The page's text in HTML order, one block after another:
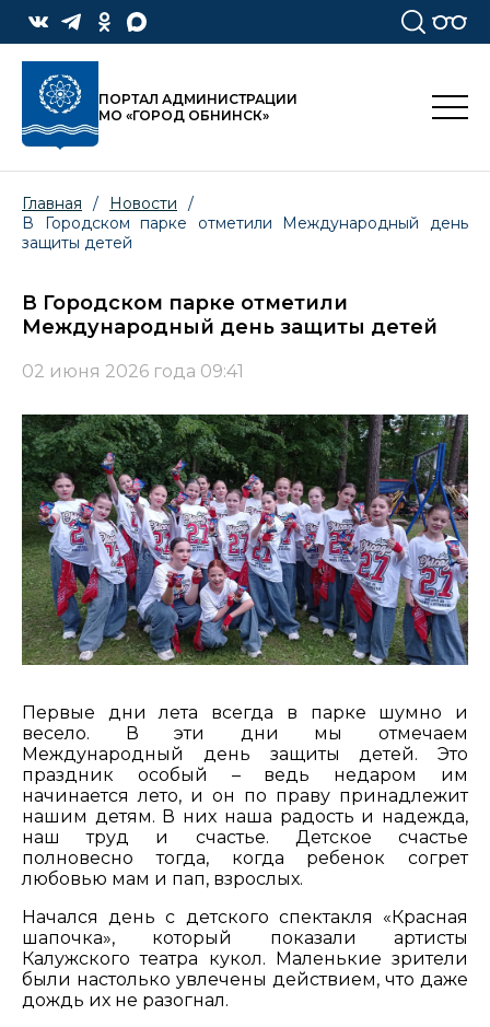
ПОРТАЛ АДМИНИСТРАЦИИ
МО «ГОРОД ОБНИНСК»
Главная / Новости
/
В Городском парке отметили Международный день
защиты детей
В Городском парке отметили
Международный день защиты детей
02 июня 2026 года 09:41
Первые дни лета всегда в парке шумно и
весело. В эти дни мы отмечаем
Международный день защиты детей. Это
праздник особый – ведь недаром им
начинается лето, и он по праву принадлежит
нашим детям. В них наша радость и надежда,
наш труд и счастье. Детское счастье
полновесно тогда, когда ребенок согрет
любовью мам и пап, взрослых.
Начался день с детского спектакля «Красная
шапочка», который показали артисты
Калужского театра кукол. Маленькие зрители
были настолько увлечены действием, что даже
дождь их не разогнал.